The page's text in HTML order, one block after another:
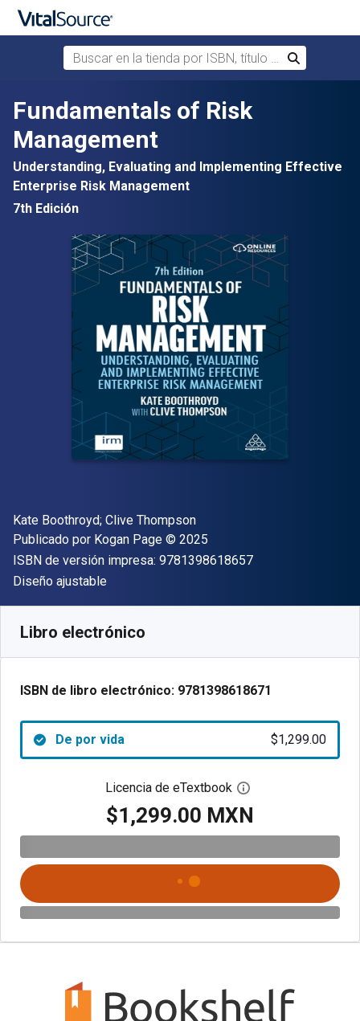
Saltar al contenido principal
Buscar en la tienda por ISBN, título o autor
Buscar
Fundamentals of Risk
Management
Understanding, Evaluating and Implementing Effective
Enterprise Risk Management
7th Edición
Autor(es)
Kate Boothroyd; Clive Thompson
Editor
Publicado por Kogan Page Copyright
© 2025
ISBN de versión impresa: 9781398618657"ISBN-13
Formato
Diseño ajustable
Libro electrónico
ISBN de libro electrónico: 9781398618671
De por vida $1,299.00
Licencia de eTextbook Abre el cuadro de
$1,299.00 MXN